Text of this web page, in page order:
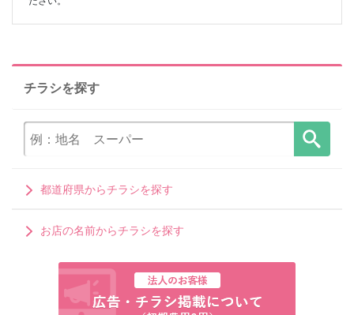
チラシを探す
都道府県からチラシを探す
お店の名前からチラシを探す